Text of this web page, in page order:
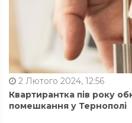
2 Лютого 2024, 12:56
Квартирантка пів року
помешкання у Тернополі